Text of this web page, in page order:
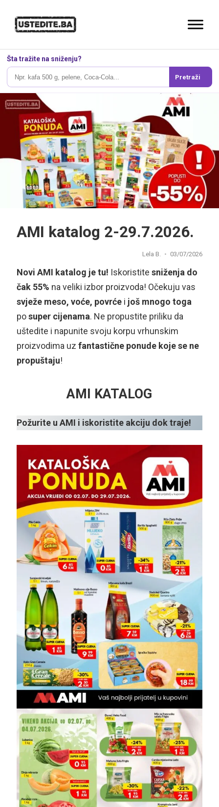
Šta tražite na sniženju?
Pretraži
AMI katalog 2-29.7.2026.
Lela B. 03/07/2026
Novi AMI katalog je tu! Iskoristite sniženja do
čak 55% na veliki izbor proizvoda! Očekuju vas
svježe meso, voće, povrćei još mnogo toga
posuper cijenama. Ne propustite priliku da
uštedite i napunite svoju korpu vrhunskim
proizvodima uz fantastične ponude koje se ne
propuštaju!
AMI KATALOG
Požurite u AMI i iskoristite akciju dok traje!